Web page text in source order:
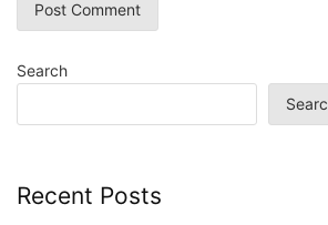
Search
Recent Posts